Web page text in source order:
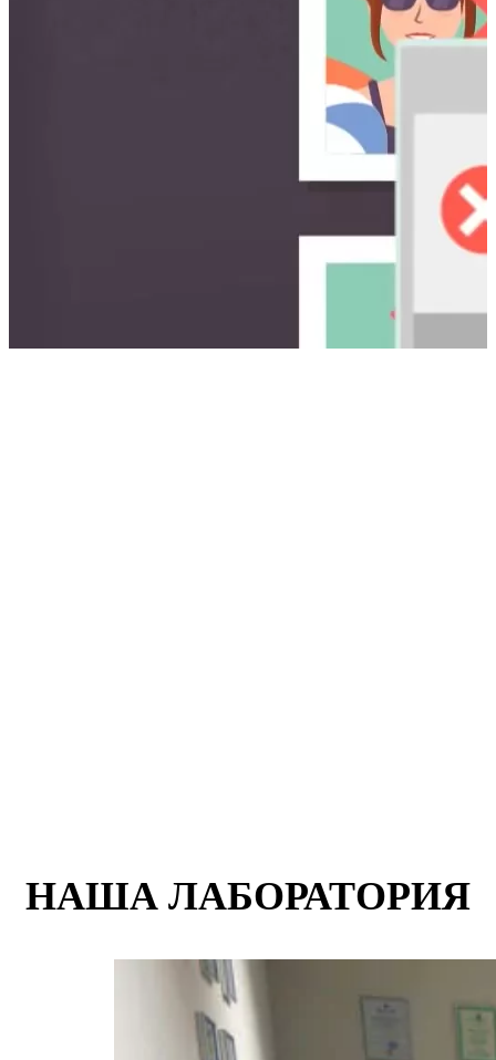
НАША ЛАБОРАТОРИЯ